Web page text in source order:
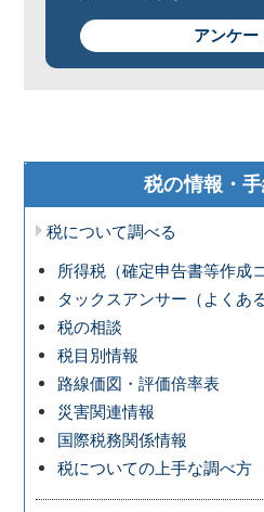
アンケー
税の情報・
税について調べる
所得税（確定申告書等作成
タックスアンサー（よくあ
税の相談
税目別情報
路線価図・評価倍率表
災害関連情報
国際税務関係情報
税についての上手な調べ方